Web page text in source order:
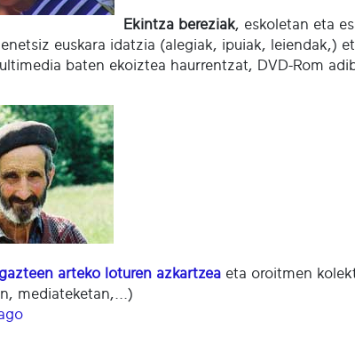
Ekintza bereziak, eskoletan eta
euskara idatzia (alegiak, ipuiak, leiendak,)
baten ekoiztea haurrentzat, DVD-Rom
arteko loturen azkartzea eta oroitmen
mediateketan,...)